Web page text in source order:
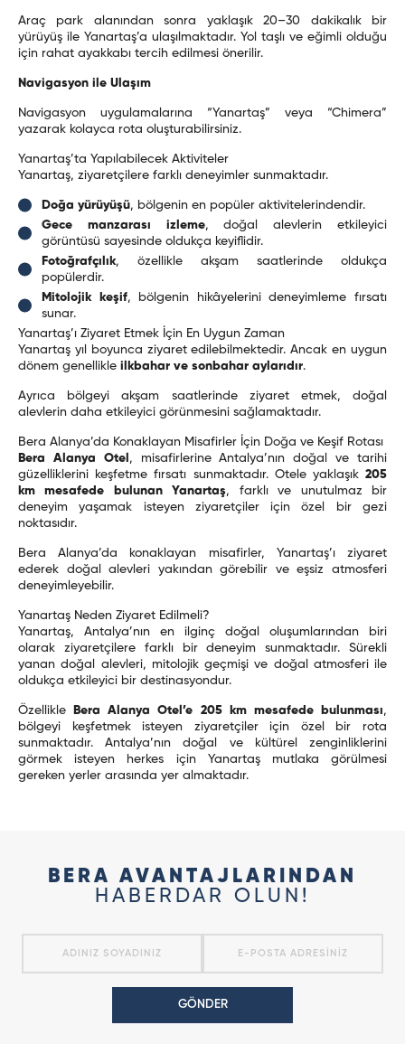
Araç park alanından sonra yaklaşık 20–30 dakikalık bir
yürüyüş ile Yanartaş’a ulaşılmaktadır. Yol taşlı ve eğimli olduğu
için rahat ayakkabı tercih edilmesi önerilir.
Navigasyon ile Ulaşım
Navigasyon uygulamalarına “Yanartaş” veya “Chimera”
yazarak kolayca rota oluşturabilirsiniz.
Yanartaş’ta Yapılabilecek Aktiviteler
Yanartaş, ziyaretçilere farklı deneyimler sunmaktadır.
Doğa yürüyüşü, bölgenin en popüler aktivitelerindendir.
Gece manzarası izleme, doğal alevlerin etkileyici
görüntüsü sayesinde oldukça keyiflidir.
Fotoğrafçılık, özellikle akşam saatlerinde oldukça
popülerdir.
Mitolojik keşif, bölgenin hikâyelerini deneyimleme fırsatı
sunar.
Yanartaş’ı Ziyaret Etmek İçin En Uygun Zaman
Yanartaş yıl boyunca ziyaret edilebilmektedir. Ancak en uygun
dönem genellikle ilkbahar ve sonbahar aylarıdır.
Ayrıca bölgeyi akşam saatlerinde ziyaret etmek, doğal
alevlerin daha etkileyici görünmesini sağlamaktadır.
Bera Alanya’da Konaklayan Misafirler İçin Doğa ve Keşif Rotası
Bera Alanya Otel , misafirlerine Antalya’nın doğal ve tarihi
güzelliklerini keşfetme fırsatı sunmaktadır. Otele yaklaşık 205
km mesafede bulunan Yanartaş, farklı ve unutulmaz bir
deneyim yaşamak isteyen ziyaretçiler için özel bir gezi
noktasıdır.
Bera Alanya’da konaklayan misafirler, Yanartaş’ı ziyaret
ederek doğal alevleri yakından görebilir ve eşsiz atmosferi
deneyimleyebilir.
Yanartaş Neden Ziyaret Edilmeli?
Yanartaş, Antalya’nın en ilginç doğal oluşumlarından biri
olarak ziyaretçilere farklı bir deneyim sunmaktadır. Sürekli
yanan doğal alevleri, mitolojik geçmişi ve doğal atmosferi ile
oldukça etkileyici bir destinasyondur.
Özellikle Bera Alanya Otel’e 205 km mesafede bulunması,
bölgeyi keşfetmek isteyen ziyaretçiler için özel bir rota
sunmaktadır. Antalya’nın doğal ve kültürel zenginliklerini
görmek isteyen herkes için Yanartaş mutlaka görülmesi
gereken yerler arasında yer almaktadır.
BERA AVANTAJLARINDAN
HABERDAR OLUN!
GÖNDER